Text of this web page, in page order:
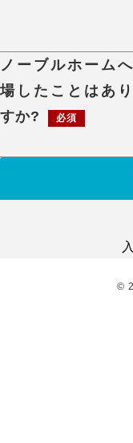
ノーブルホーム
場したことはあ
すか?
必須
©